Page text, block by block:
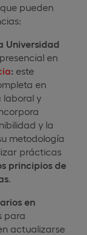
pueden
Universidad
en
: este
en
laboral y
y la
metodología
prácticas
principios de
en
para
actualizarse